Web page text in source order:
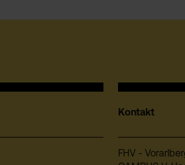
Kontakt
FHV -